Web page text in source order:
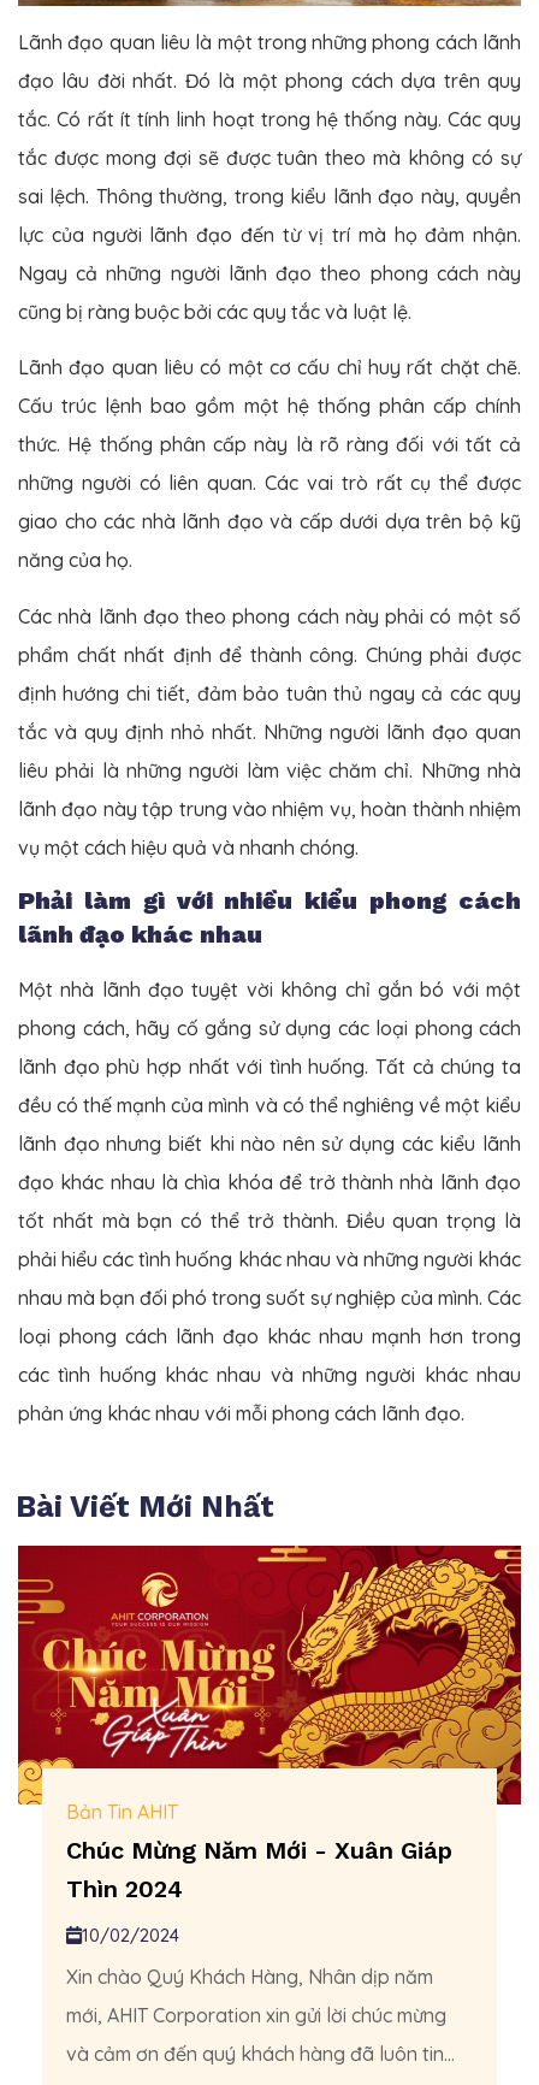
Lãnh đạo quan liêu là một trong những phong cách lãnh
đạo lâu đời nhất. Đó là một phong cách dựa trên quy
tắc. Có rất ít tính linh hoạt trong hệ thống này. Các quy
tắc được mong đợi sẽ được tuân theo mà không có sự
sai lệch. Thông thường, trong kiểu lãnh đạo này, quyền
lực của người lãnh đạo đến từ vị trí mà họ đảm nhận.
Ngay cả những người lãnh đạo theo phong cách này
cũng bị ràng buộc bởi các quy tắc và luật lệ.
Lãnh đạo quan liêu có một cơ cấu chỉ huy rất chặt chẽ.
Cấu trúc lệnh bao gồm một hệ thống phân cấp chính
thức. Hệ thống phân cấp này là rõ ràng đối với tất cả
những người có liên quan. Các vai trò rất cụ thể được
giao cho các nhà lãnh đạo và cấp dưới dựa trên bộ kỹ
năng của họ.
Các nhà lãnh đạo theo phong cách này phải có một số
phẩm chất nhất định để thành công. Chúng phải được
định hướng chi tiết, đảm bảo tuân thủ ngay cả các quy
tắc và quy định nhỏ nhất. Những người lãnh đạo quan
liêu phải là những người làm việc chăm chỉ. Những nhà
lãnh đạo này tập trung vào nhiệm vụ, hoàn thành nhiệm
vụ một cách hiệu quả và nhanh chóng.
Phải làm gì với nhiều kiểu phong cách
lãnh đạo khác nhau
Một nhà lãnh đạo tuyệt vời không chỉ gắn bó với một
phong cách, hãy cố gắng sử dụng các loại phong cách
lãnh đạo phù hợp nhất với tình huống. Tất cả chúng ta
đều có thế mạnh của mình và có thể nghiêng về một kiểu
lãnh đạo nhưng biết khi nào nên sử dụng các kiểu lãnh
đạo khác nhau là chìa khóa để trở thành nhà lãnh đạo
tốt nhất mà bạn có thể trở thành. Điều quan trọng là
phải hiểu các tình huống khác nhau và những người khác
nhau mà bạn đối phó trong suốt sự nghiệp của mình. Các
loại phong cách lãnh đạo khác nhau mạnh hơn trong
các tình huống khác nhau và những người khác nhau
phản ứng khác nhau với mỗi phong cách lãnh đạo.
Bài Viết Mới Nhất
Bản Tin AHIT
Chúc Mừng Năm Mới - Xuân Giáp
Thìn 2024
10/02/2024
Xin chào Quý Khách Hàng, Nhân dịp năm
mới, AHIT Corporation xin gửi lời chúc mừng
và cảm ơn đến quý khách hàng đã luôn tin...